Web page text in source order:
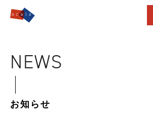
NEWS
お知らせ